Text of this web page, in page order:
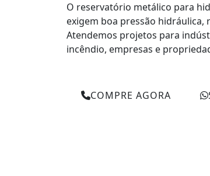
O reservatório metálico para
exigem boa pressão
Atendemos projetos para
incêndio, empresas e
COMPRE AGORA